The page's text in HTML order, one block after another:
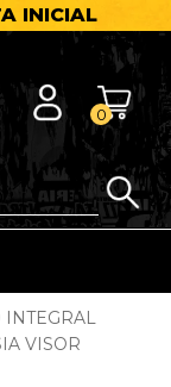
INICIAL
0
INTEGRAL
VISOR